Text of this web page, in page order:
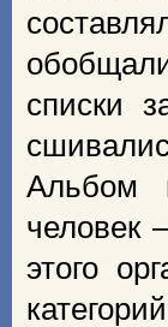
списки
Альбом
человек
этого